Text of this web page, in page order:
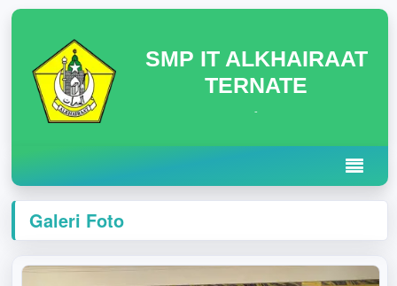
SMP IT ALKHAIRAAT
TERNATE
-
Galeri Foto